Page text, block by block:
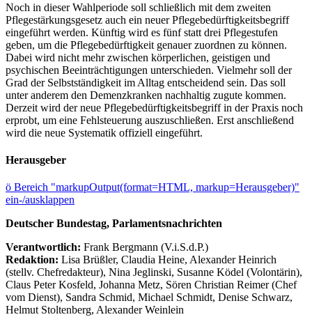
Noch in dieser Wahlperiode soll schließlich mit dem zweiten
Pflegestärkungsgesetz auch ein neuer Pflegebedürftigkeitsbegriff
eingeführt werden. Künftig wird es fünf statt drei Pflegestufen
geben, um die Pflegebedürftigkeit genauer zuordnen zu können.
Dabei wird nicht mehr zwischen körperlichen, geistigen und
psychischen Beeinträchtigungen unterschieden. Vielmehr soll der
Grad der Selbstständigkeit im Alltag entscheidend sein. Das soll
unter anderem den Demenzkranken nachhaltig zugute kommen.
Derzeit wird der neue Pflegebedürftigkeitsbegriff in der Praxis noch
erprobt, um eine Fehlsteuerung auszuschließen. Erst anschließend
wird die neue Systematik offiziell eingeführt.
Herausgeber
ö Bereich "markupOutput(format=HTML, markup=Herausgeber)"
ein-/ausklappen
Deutscher Bundestag, Parlamentsnachrichten
Verantwortlich: Frank Bergmann (V.i.S.d.P.)
Redaktion: Lisa Brüßler, Claudia Heine, Alexander Heinrich
(stellv. Chefredakteur), Nina Jeglinski, Susanne Ködel (Volontärin),
Claus Peter Kosfeld, Johanna Metz, Sören Christian Reimer (Chef
vom Dienst), Sandra Schmid, Michael Schmidt, Denise Schwarz,
Helmut Stoltenberg, Alexander Weinlein